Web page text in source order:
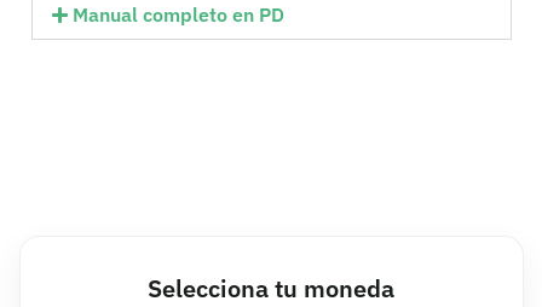
Manual completo en PD
Selecciona tu moneda